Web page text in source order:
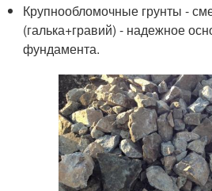
Крупнообломочные грунты -
(галька+гравий) - надежное
фундамента.